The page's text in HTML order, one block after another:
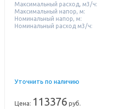
Максимальный расход, м3/ч:
Максимальный напор, м:
Номинальный напор, м:
Номинальный расход м3/ч:
Уточнить по наличию
Цена: 113376 руб.